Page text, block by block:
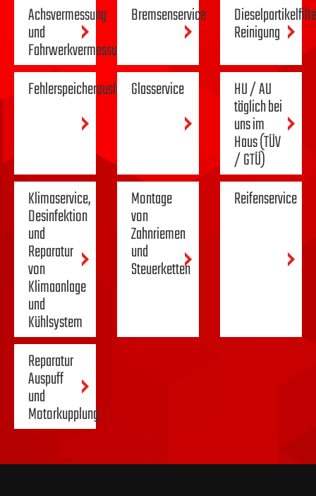
Achsvermessung
und
Fahrwerkvermessung
Bremsenservice
Reinigung
Fehlerspeicherauslese Glasservice HU / AU
täglich bei
uns im
Haus (TÜV
/ GTÜ)
Klimaservice,
Desinfektion
und
Reparatur
von
Klimaanlage
und
Kühlsystem
Montage
von
Zahnriemen
und
Steuerketten
Reifenservice
Reparatur
Auspuff
und
Motorkupplung